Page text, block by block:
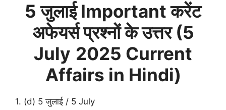
5 जुलाईImportant करेंट
अफेयर्स प्रश्नों के उत्तर (5
July 2025 Current
Affairs in Hindi)
1. (d) 5 जुलाई / 5 July